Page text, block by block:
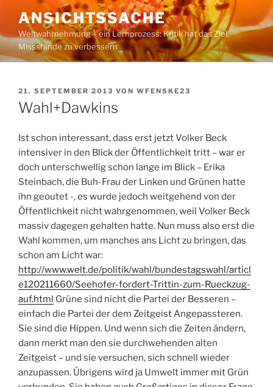
Inhalt
springen
ANSICHTSSACHE
Weltwahrnehmung – ein Lernprozess: Kritik hat das Ziel,
Missstände zu verbessern
VERÖFFENTLICHT
AM
21. SEPTEMBER 2013 VON WFENSKE23
Wahl+Dawkins
Ist schon interessant, dass erst jetzt Volker Beck
intensiver in den Blick der Öffentlichkeit tritt – war er
doch unterschwellig schon lange im Blick – Erika
Steinbach, die Buh-Frau der Linken und Grünen hatte
ihn geoutet -, es wurde jedoch weitgehend von der
Öffentlichkeit nicht wahrgenommen, weil Volker Beck
massiv dagegen gehalten hatte. Nun muss also erst die
Wahl kommen, um manches ans Licht zu bringen, das
schon am Licht war:
http://www.welt.de/politik/wahl/bundestagswahl/articl
e120211660/Seehofer-fordert-Trittin-zum-Rueckzug-
auf.html Grüne sind nicht die Partei der Besseren –
einfach die Partei der dem Zeitgeist Angepassteren.
Sie sind die Hippen. Und wenn sich die Zeiten ändern,
dann merkt man den sie durchwehenden alten
Zeitgeist – und sie versuchen, sich schnell wieder
anzupassen. Übrigens wird ja Umwelt immer mit Grün